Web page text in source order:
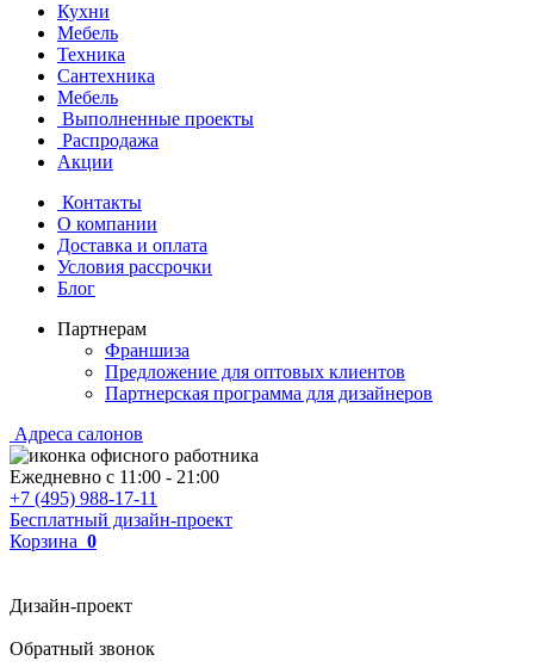
Кухни
Мебель
Техника
Сантехника
Мебель
Выполненные проекты
Распродажа
Акции
Контакты
О компании
Доставка и оплата
Условия рассрочки
Блог
Партнерам
Франшиза
Предложение для оптовых клиентов
Партнерская программа для дизайнеров
Адреса салонов
Ежедневно с 11:00 - 21:00
+7 (495) 988-17-11
Бесплатный дизайн-проект
Корзина 0
Дизайн-проект
Обратный звонок